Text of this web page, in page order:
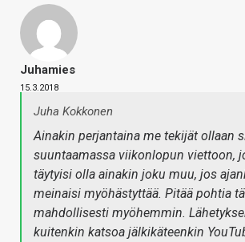
Juhamies
15.3.2018
Juha Kokkonen
Ainakin perjantaina me tekijät ollaan
suuntaamassa viikonlopun viettoon,
täytyisi olla ainakin joku muu, jos
meinaisi myöhästyttää. Pitää pohtia
mahdollisesti myöhemmin.
kuitenkin katsoa jälkikäteenkin